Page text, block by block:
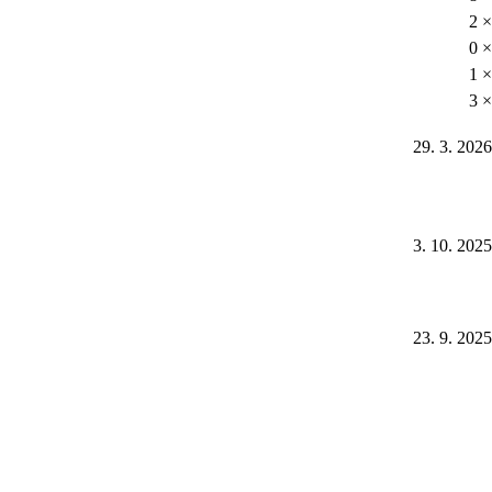
2 ×
0 ×
1 ×
3 ×
29. 3. 2026
3. 10. 2025
23. 9. 2025